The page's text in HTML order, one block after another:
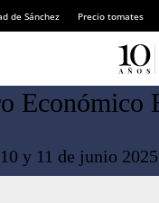
de Sánchez Precio tomates
Económico
10 y 11 de junio